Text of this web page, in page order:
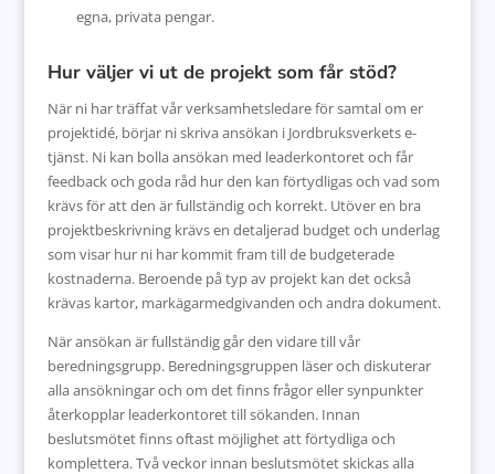
egna, privata pengar.
Hur väljer vi ut de projekt som får stöd?
När ni har träffat vår verksamhetsledare för samtal om er
projektidé, börjar ni skriva ansökan i Jordbruksverkets e-
tjänst. Ni kan bolla ansökan med leaderkontoret och får
feedback och goda råd hur den kan förtydligas och vad som
krävs för att den är fullständig och korrekt. Utöver en bra
projektbeskrivning krävs en detaljerad budget och underlag
som visar hur ni har kommit fram till de budgeterade
kostnaderna. Beroende på typ av projekt kan det också
krävas kartor, markägarmedgivanden och andra dokument.
När ansökan är fullständig går den vidare till vår
beredningsgrupp. Beredningsgruppen läser och diskuterar
alla ansökningar och om det finns frågor eller synpunkter
återkopplar leaderkontoret till sökanden. Innan
beslutsmötet finns oftast möjlighet att förtydliga och
komplettera. Två veckor innan beslutsmötet skickas alla